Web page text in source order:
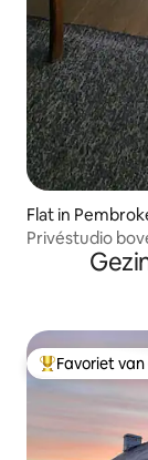
Flat in
Privéstudio
Topfavoriet
Favoriet